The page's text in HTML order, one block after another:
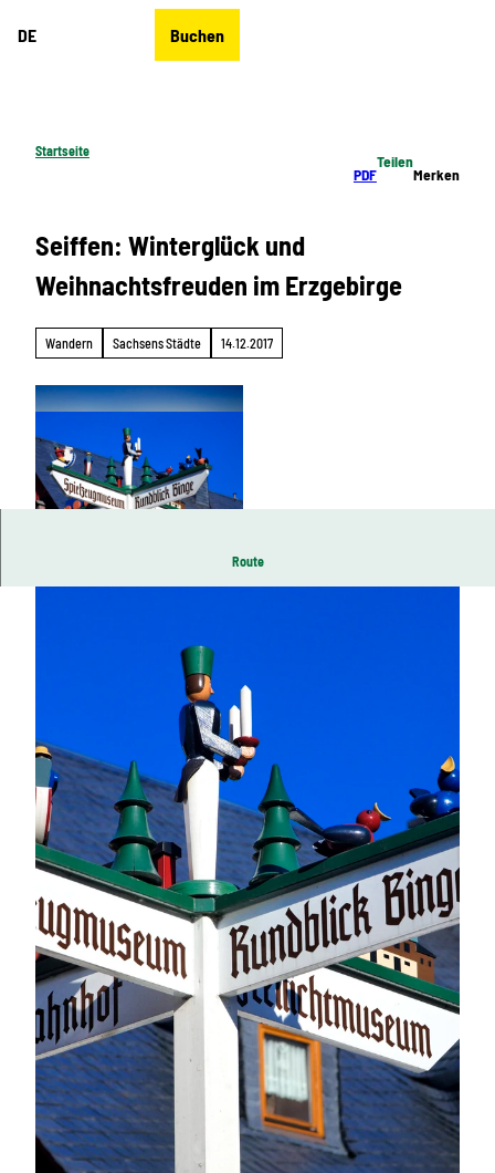
DE Buchen
Startseite
PDF
Teilen
Merken
Seiffen: Winterglück und
Weihnachtsfreuden im Erzgebirge
Wandern Sachsens Städte 14.12.2017
timiertRoute